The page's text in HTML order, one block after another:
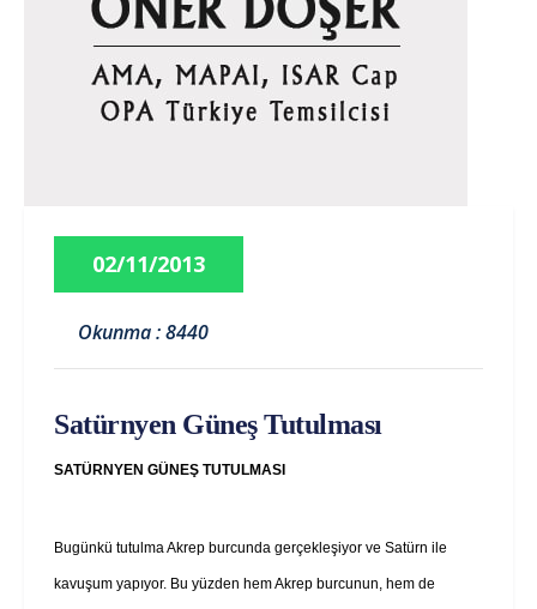
02/11/2013
Okunma : 8440
Satürnyen Güneş Tutulması
SATÜRNYEN GÜNEŞ TUTULMASI
Bugünkü tutulma Akrep burcunda gerçekleşiyor ve Satürn ile
kavuşum yapıyor. Bu yüzden hem Akrep burcunun, hem de